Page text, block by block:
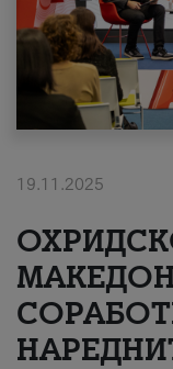
Поддршка
Надополни
19.11.2025